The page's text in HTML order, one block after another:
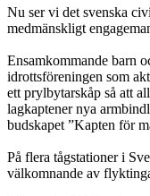
Nu ser vi det svenska
medmänskligt
Ensamkommande barn
idrottsföreningen som
ett prylbytarskåp så att
lagkaptener nya
budskapet ”Kapten för
På flera tågstationer i
välkomnande av